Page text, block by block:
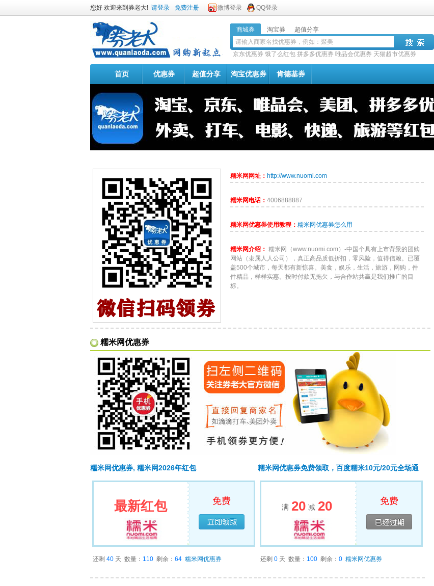
您好 欢迎来到券老大! 请登录 免费注册 微博登录 QQ登录
商城券 淘宝券 超值分享
京东优惠券 饿了么红包 拼多多优惠券 唯品会优惠券 天猫超市优惠券
首页 优惠券 超值分享 淘宝优惠券 肯德基券
糯米网网址： http://www.nuomi.com
糯米网电话： 4006888887
糯米网优惠券使用教程： 糯米网优惠券怎么用
糯米网介绍： 糯米网（www.nuomi.com）-中国个具有上市背景的团购
网站（隶属人人公司），真正高品质低折扣，零风险，值得信赖。已覆
盖500个城市，每天都有新惊喜。美食，娱乐，生活，旅游，网购，件
件精品，样样实惠。按时付款无拖欠，与合作站共赢是我们推广的目
标。
糯米网优惠券
糯米网优惠券, 糯米网2026年红包
最新红包 免费
立即领取
还剩 40 天 数量： 110 剩余： 64 糯米网优惠券
糯米网优惠券免费领取，百度糯米10元/20元全场通
满 20 减 20 免费
已经领完
还剩 0 天 数量： 100 剩余： 0 糯米网优惠券